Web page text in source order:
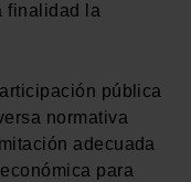
finalidad la
pública
normativa
adecuada
para